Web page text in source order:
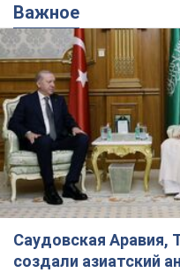
Важное
Саудовская Аравия,
создали азиатский